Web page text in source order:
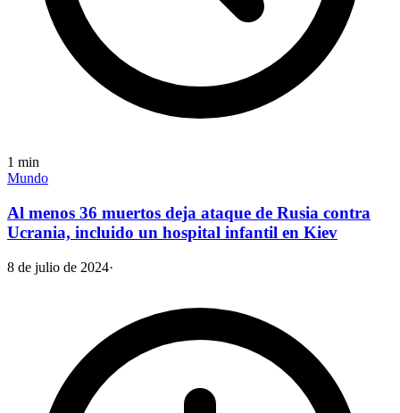
1 min
Mundo
Al menos 36 muertos deja ataque de Rusia contra
Ucrania, incluido un hospital infantil en Kiev
8 de julio de 2024·